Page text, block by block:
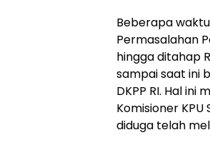
Beberapa
Permasalahan
hingga ditahap
sampai saat ini
DKPP RI. Hal
Komisioner
diduga telah